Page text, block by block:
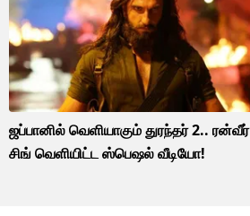
ஜப்பானில் வெளியாகும் துரந்தர் 2.. ரன்வீர்
சிங் வெளியிட்ட ஸ்பெஷல் வீடியோ!